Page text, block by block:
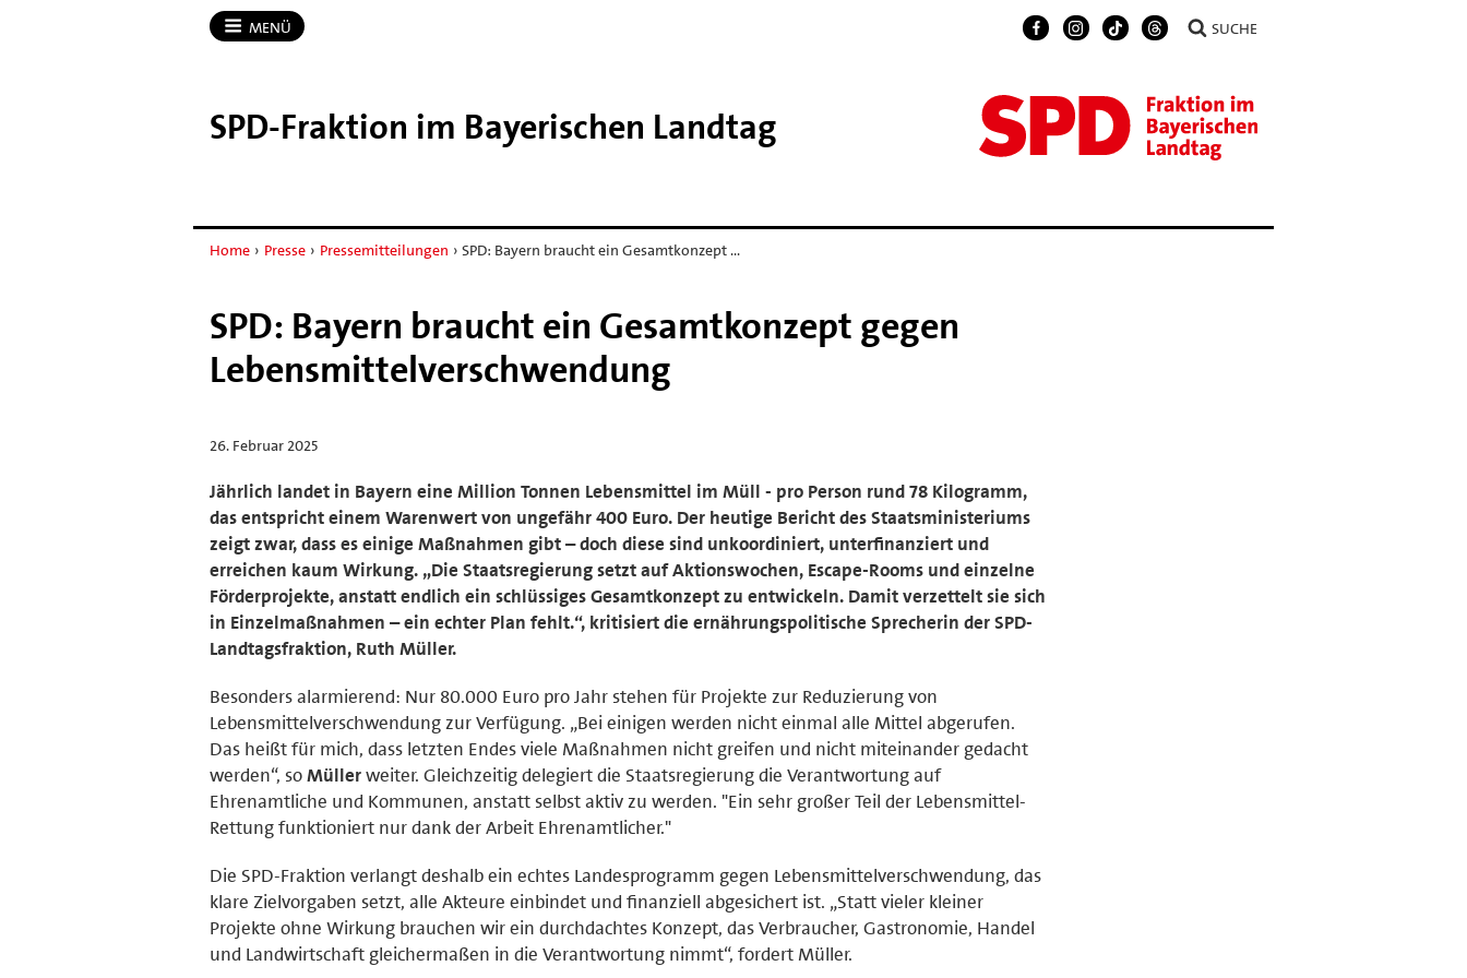
MENÜ SUCHE
SPD-​Fraktion im Bayerischen Landtag
Home › Presse › Pressemitteilungen › SPD: Bayern braucht ein Gesamtkonzept …
SPD: Bayern braucht ein Gesamtkonzept gegen
Lebensmittelverschwendung
26. Februar 2025
Jährlich landet in Bayern eine Million Tonnen Lebensmittel im Müll - pro Person rund 78 Kilogramm,
das entspricht einem Warenwert von ungefähr 400 Euro. Der heutige Bericht des Staatsministeriums
zeigt zwar, dass es einige Maßnahmen gibt – doch diese sind unkoordiniert, unterfinanziert und
erreichen kaum Wirkung. „Die Staatsregierung setzt auf Aktionswochen, Escape-Rooms und einzelne
Förderprojekte, anstatt endlich ein schlüssiges Gesamtkonzept zu entwickeln. Damit verzettelt sie sich
in Einzelmaßnahmen – ein echter Plan fehlt.“, kritisiert die ernährungspolitische Sprecherin der SPD-
Landtagsfraktion, Ruth Müller.
Besonders alarmierend: Nur 80.000 Euro pro Jahr stehen für Projekte zur Reduzierung von
Lebensmittelverschwendung zur Verfügung. „Bei einigen werden nicht einmal alle Mittel abgerufen.
Das heißt für mich, dass letzten Endes viele Maßnahmen nicht greifen und nicht miteinander gedacht
werden“, soMüllerweiter. Gleichzeitig delegiert die Staatsregierung die Verantwortung auf
Ehrenamtliche und Kommunen, anstatt selbst aktiv zu werden. "Ein sehr großer Teil der Lebensmittel-
Rettung funktioniert nur dank der Arbeit Ehrenamtlicher."
Die SPD-Fraktion verlangt deshalb ein echtes Landesprogramm gegen Lebensmittelverschwendung, das
klare Zielvorgaben setzt, alle Akteure einbindet und finanziell abgesichert ist. „Statt vieler kleiner
Projekte ohne Wirkung brauchen wir ein durchdachtes Konzept, das Verbraucher, Gastronomie, Handel
und Landwirtschaft gleichermaßen in die Verantwortung nimmt“, fordert Müller.